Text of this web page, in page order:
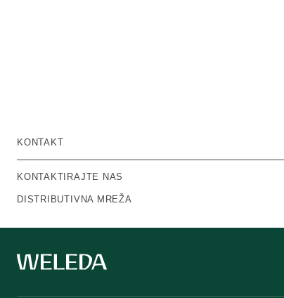
KONTAKT
KONTAKTIRAJTE NAS
DISTRIBUTIVNA MREŽA